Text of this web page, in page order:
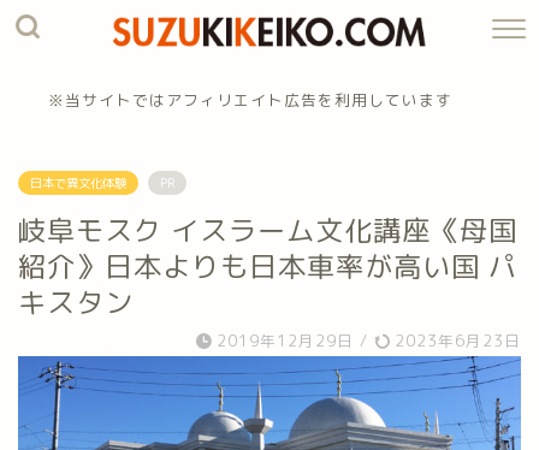
※当サイトではアフィリエイト広告を利用しています
日本で異文化体験 PR
岐阜モスク イスラーム文化講座《母国
紹介》日本よりも日本車率が高い国 パ
キスタン
2019年12月29日 / 2023年6月23日